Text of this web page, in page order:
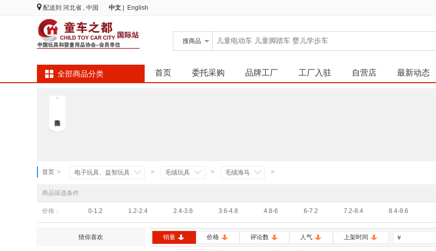
配送到 河北省 , 中国 中文 English
搜商品
全部商品分类 首页 委托采购 品牌工厂 工厂入驻 自营店 最新动态
首页 > 电子玩具、益智玩具 > 毛绒玩具 > 毛绒海马 >
商品筛选条件
价格： 0-1.2 1.2-2.4 2.4-3.6 3.6-4.8 4.8-6 6-7.2 7.2-8.4 8.4-9.6
猜你喜欢 销量 价格 评论数 人气 上架时间 ￥